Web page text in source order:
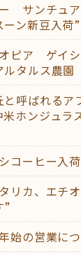
サンチュ
ーン新豆入荷”
ピア ゲイ
タルス農
と呼ばれるア
米ホンジュラ
コーヒー入
リカ、エチ
”
始の営業に